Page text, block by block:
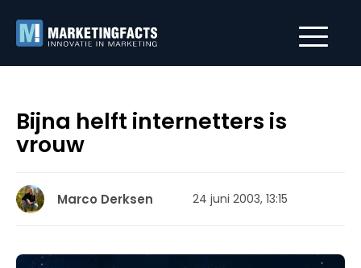
Bijna helft internetters is
vrouw
Marco Derksen 24 juni 2003, 13:15